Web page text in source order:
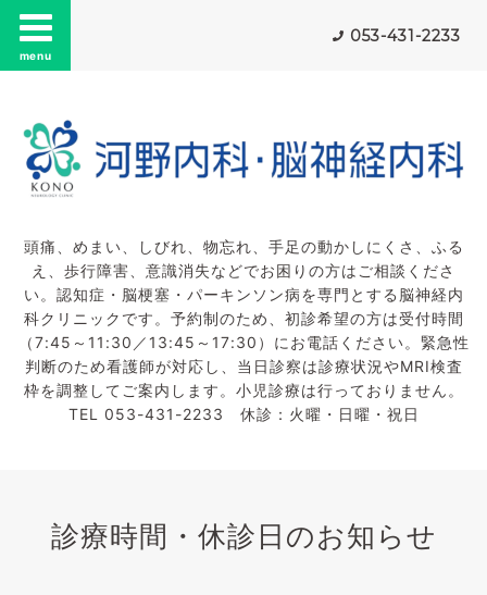
menu
053-431-2233
頭痛、めまい、しびれ、物忘れ、手足の動かしにくさ、ふる
え、歩行障害、意識消失などでお困りの方はご相談くださ
い。認知症・脳梗塞・パーキンソン病を専門とする脳神経内
科クリニックです。予約制のため、初診希望の方は受付時間
（7:45～11:30／13:45～17:30）にお電話ください。緊急性
判断のため看護師が対応し、当日診察は診療状況やMRI検査
枠を調整してご案内します。小児診療は行っておりません。
TEL 053-431-2233 休診：火曜・日曜・祝日
診療時間・休診日のお知らせ